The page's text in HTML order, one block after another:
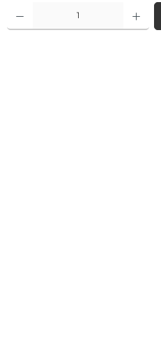
Produkt Anzahl: Gib den gewünschten